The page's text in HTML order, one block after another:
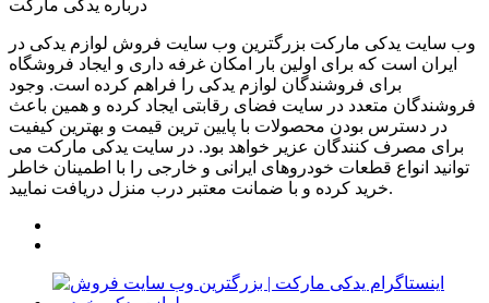
درباره یدکی مارکت
وب سایت یدکی مارکت بزرگترین وب سایت فروش لوازم یدکی در
ایران است که برای اولین بار امکان غرفه داری و ایجاد فروشگاه
برای فروشندگان لوازم یدکی را فراهم کرده است. وجود
فروشندگان متعدد در سایت فضای رقابتی ایجاد کرده و همین باعث
در دسترس بودن محصولات با پایین ترین قیمت و بهترین کیفیت
برای مصرف کنندگان عزیر خواهد بود. در سایت یدکی مارکت می
توانید انواع قطعات خودروهای ایرانی و خارجی را با اطمینان خاطر
خرید کرده و با ضمانت معتبر درب منزل دریافت نمایید.